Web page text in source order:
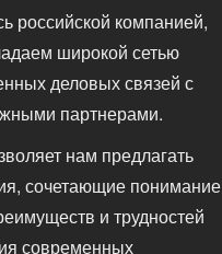
российской компанией,
широкой сетью
деловых связей с
партнерами.
нам предлагать
сочетающие понимание
и трудностей
современных